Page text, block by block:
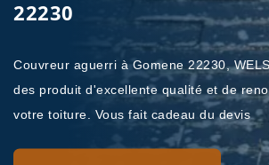
22230
Couvreur aguerri à Gomene 22230,
des produit d'excellente qualité et de
votre toiture. Vous fait cadeau du devis